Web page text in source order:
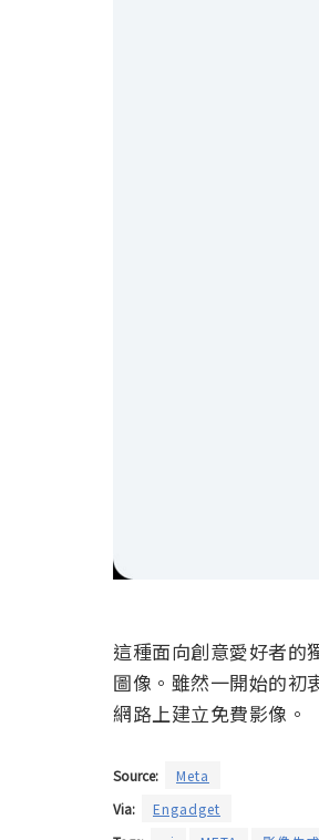
這種面向創意愛好者的
圖像。雖然一開始的初
網路上建立免費影像。
Source:
Meta
Via:
Engadget